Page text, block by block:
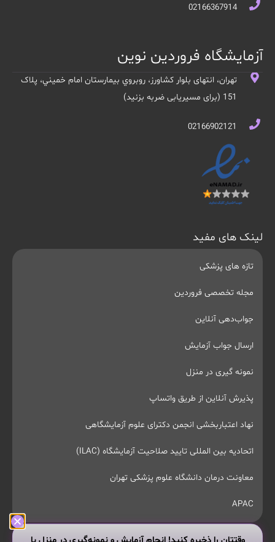
02166367914
آزمایشگاه فروردین نوین
تهران، انتهای بلوار کشاورز، روبروي بيمارستان امام خميني، پلاک
151 (برای مسیریابی ضربه بزنید)
02166902121
لینک های مفید
تازه های پزشکی
مجله تخصصی فروردین
جواب‌دهی آنلاین
ارسال جواب آزمایش
نمونه گیری در منزل
پذیرش آنلاین از طریق واتساپ
نهاد اعتباربخشی انجمن دکترای علوم آزمایشگاهی
اتحادیه بین المللی تایید صلاحیت آزمایشگاه (ILAC)
معاونت درمان دانشگاه علوم پزشکی تهران
APAC